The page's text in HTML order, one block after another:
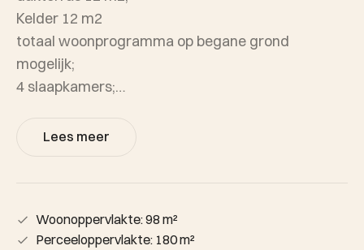
Kelder 12 m2
totaal woonprogramma op begane grond
mogelijk;
4 slaapkamers;
Lees meer
Woonoppervlakte: 98 m²
Perceeloppervlakte: 180 m²